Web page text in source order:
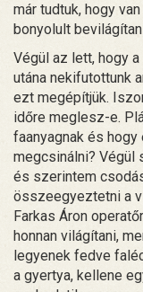
már tudtuk, hogy
bonyolult
Végül az lett, hogy
utána nekifutottunk
ezt megépítjük.
időre meglesz-e.
faanyagnak és
megcsinálni?
és szerintem
összeegyeztetni a
Farkas Áron
honnan világítani,
legyenek fedve
a gyertya, kellene